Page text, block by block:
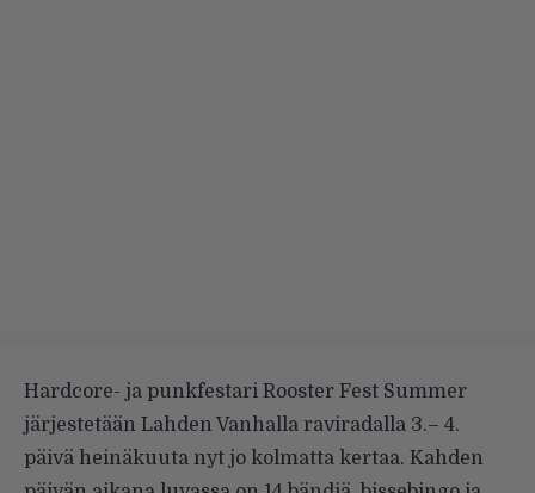
Hardcore- ja punkfestari Rooster Fest Summer
järjestetään Lahden Vanhalla raviradalla 3.– 4.
päivä heinäkuuta nyt jo kolmatta kertaa. Kahden